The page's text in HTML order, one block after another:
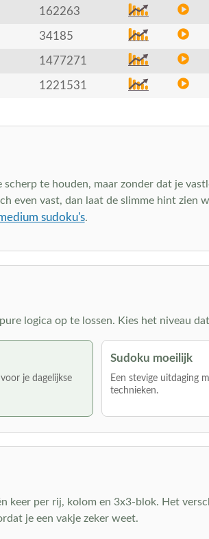
162263
34185
1477271
1221531
te houden, maar zonder dat je
vast, dan laat de slimme hint zien
sudoku's.
logica op te lossen. Kies het niveau
je dagelijkse
Sudoku moeilijk
Een stevige uitdaging
technieken.
keer per rij, kolom en 3x3-blok. Het
je een vakje zeker weet.